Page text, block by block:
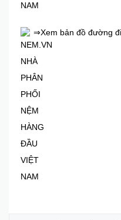
⇒Xem bản đồ đường đi